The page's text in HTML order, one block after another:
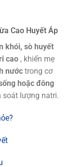
Cao Huyết Áp
khói, sò huyết
cao , khiến mẹ
nước trong cơ
hoặc đông
soát lượng natri.